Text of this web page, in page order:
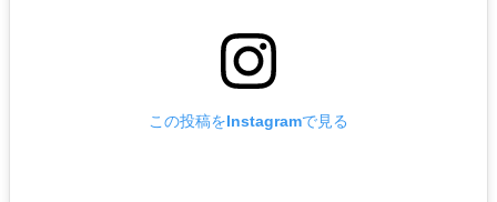
この投稿をInstagramで見る